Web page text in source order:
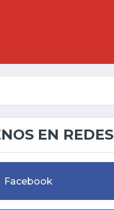
EN REDES
Facebook